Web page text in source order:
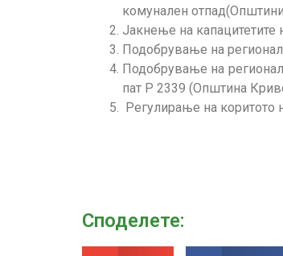
комунален
Јакнење на капацитетите
Подобрување на
Подобрување на
пат Р 2339 (Општина
Регулирање на коритото
Споделeте: